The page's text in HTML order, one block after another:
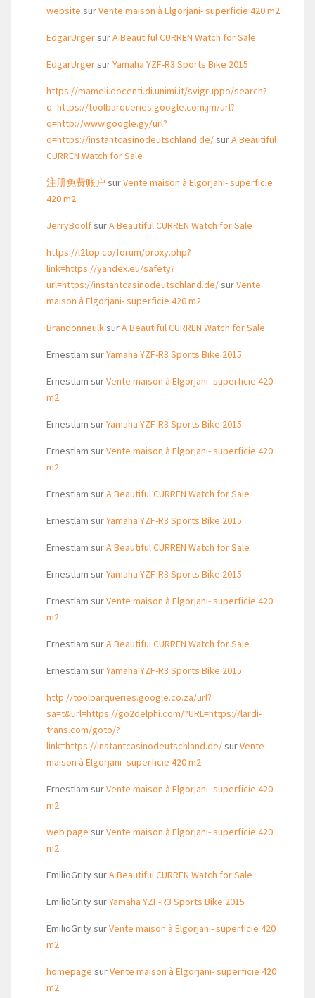
website surVente maison à Elgorjani- superficie 420 m2
EdgarUrgersurA Beautiful CURREN Watch for Sale
EdgarUrgersurYamaha YZF-R3 Sports Bike 2015
https://mameli.docenti.di.unimi.it/svigruppo/search?
q=https://toolbarqueries.google.com.jm/url?
q=http://www.google.gy/url?
q=https://instantcasinodeutschland.de/surA Beautiful
CURREN Watch for Sale
注册免费账户 surVente maison à Elgorjani- superficie
420 m2
JerryBoolfsurA Beautiful CURREN Watch for Sale
https://l2top.co/forum/proxy.php?
link=https://yandex.eu/safety?
url=https://instantcasinodeutschland.de/surVente
maison à Elgorjani- superficie 420 m2
BrandonneulksurA Beautiful CURREN Watch for Sale
Ernestlam surYamaha YZF-R3 Sports Bike 2015
Ernestlam surVente maison à Elgorjani- superficie 420
m2
Ernestlam surYamaha YZF-R3 Sports Bike 2015
Ernestlam surVente maison à Elgorjani- superficie 420
m2
Ernestlam surA Beautiful CURREN Watch for Sale
Ernestlam surYamaha YZF-R3 Sports Bike 2015
Ernestlam surA Beautiful CURREN Watch for Sale
Ernestlam surYamaha YZF-R3 Sports Bike 2015
Ernestlam surVente maison à Elgorjani- superficie 420
m2
Ernestlam surA Beautiful CURREN Watch for Sale
Ernestlam surYamaha YZF-R3 Sports Bike 2015
http://toolbarqueries.google.co.za/url?
sa=t&url=https://go2delphi.com/?URL=https://lardi-
trans.com/goto/?
link=https://instantcasinodeutschland.de/surVente
maison à Elgorjani- superficie 420 m2
Ernestlam surVente maison à Elgorjani- superficie 420
m2
web page surVente maison à Elgorjani- superficie 420
m2
EmilioGritysurA Beautiful CURREN Watch for Sale
EmilioGritysurYamaha YZF-R3 Sports Bike 2015
EmilioGritysurVente maison à Elgorjani- superficie 420
m2
homepage surVente maison à Elgorjani- superficie 420
m2